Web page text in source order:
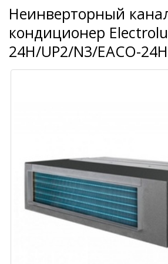
Неинверторный
кондиционер
24H/UP2/N3/EACO-